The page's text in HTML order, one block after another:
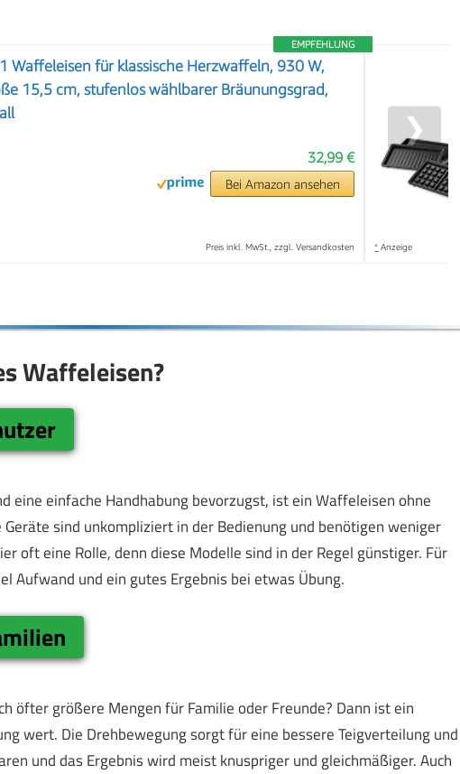
EMPFEHLUNG
Waffeleisen für klassische Herzwaffeln, 930 W,
15,5 cm, stufenlos wählbarer Bräunungsgrad,
32,99 €
Bei Amazon ansehen
Preis inkl. MwSt., zzgl. Versandkosten * Anzeige
❯
Waffeleisen?
eine einfache Handhabung bevorzugst, ist ein Waffeleisen ohne
sind unkompliziert in der Bedienung und benötigen weniger
oft eine Rolle, denn diese Modelle sind in der Regel günstiger. Für
Aufwand und ein gutes Ergebnis bei etwas Übung.
öfter größere Mengen für Familie oder Freunde? Dann ist ein
wert. Die Drehbewegung sorgt für eine bessere Teigverteilung und
und das Ergebnis wird meist knuspriger und gleichmäßiger. Auch